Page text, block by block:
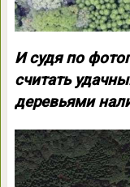
И судя по
считать
деревьями